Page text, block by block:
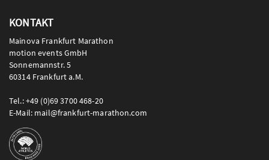
KONTAKT
Mainova Frankfurt Marathon
motion events GmbH
Sonnemannstr. 5
60314 Frankfurt a.M.
Tel.: +49 (0)69 3700 468-20
E-Mail: mail@frankfurt-marathon.com